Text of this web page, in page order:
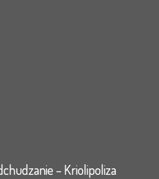
– Kriolipoliza